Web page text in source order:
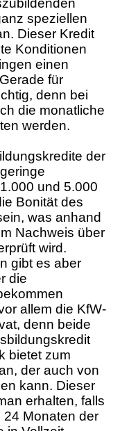
speziellen
Dieser Kredit
Konditionen
einen
für
denn bei
die monatliche
werden.
der
und 5.000
Bonität des
was anhand
Nachweis über
wird.
gibt es aber
die
allem die KfW-
denn beide
bietet zum
der auch von
kann. Dieser
erhalten, falls
24 Monaten der